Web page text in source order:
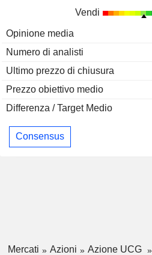
Vendi
Opinione media
Numero di analisti
Ultimo prezzo di chiusura
Prezzo obiettivo medio
Differenza / Target Medio
Consensus
Mercati Azioni
Azione UCG